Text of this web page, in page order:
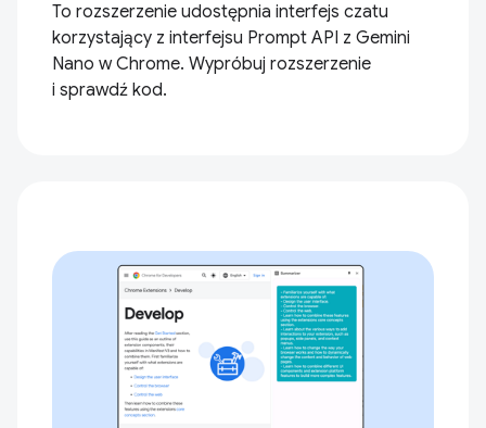
To rozszerzenie udostępnia interfejs czatu
korzystający z interfejsu Prompt API z Gemini
Nano w Chrome. Wypróbuj rozszerzenie
i sprawdź kod.